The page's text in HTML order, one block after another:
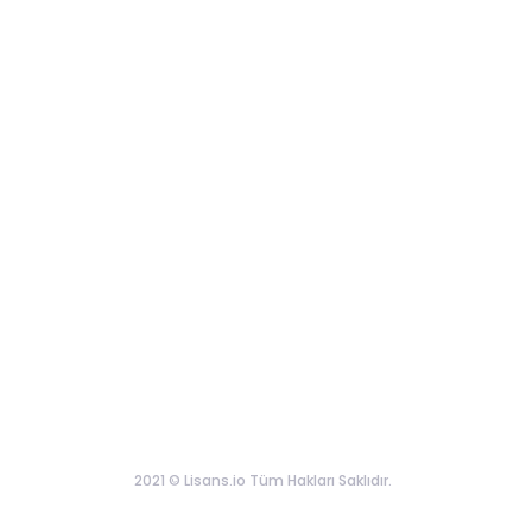
2021 © Lisans.io Tüm Hakları Saklıdır.